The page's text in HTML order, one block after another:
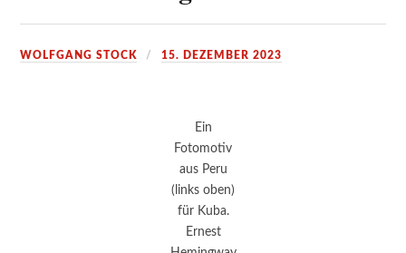
WOLFGANG STOCK 15. DEZEMBER 2023
Ein
Fotomotiv
aus Peru
(links oben)
für Kuba.
Ernest